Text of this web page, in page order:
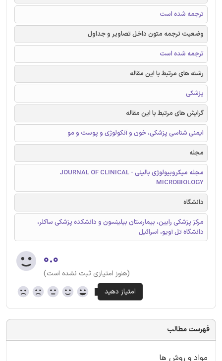
ترجمه شده است
وضعیت ترجمه متون داخل تصاویر و جداول
ترجمه شده است
رشته های مرتبط با این مقاله
پزشکی
گرایش های مرتبط با این مقاله
ایمنی شناسی پزشکی، خون و آنکولوژی و پوست و مو
مجله
مجله میکروبیولوژی بالینی - JOURNAL OF CLINICAL
MICROBIOLOGY
دانشگاه
مرکز پزشکی رابین، بیمارستان بیلینسون و دانشکده پزشکی ساکلر،
دانشگاه تل آویو، اسرائیل
۰.۰
(هنوز امتیازی ثبت نشده است)
فهرست مطالب
مواد و روش ها